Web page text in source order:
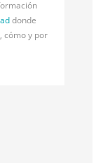
donde
cómo y por